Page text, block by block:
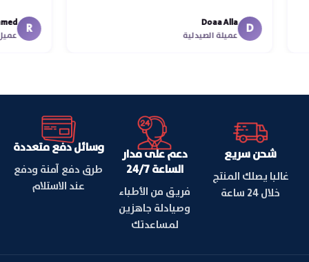
D
Doaa Alla
عميلة الصيدلية
R
شحن سريع
غالبا يصلك المنتج
خلال 24 ساعة
دعم على مدار
الساعة 24/7
فريق من الأطباء
وصيادلة جاهزين
لمساعدتك
وسائل دفع متعددة
طرق دفع آمنة ودفع
عند الاستلام